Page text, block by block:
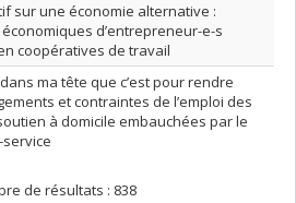
sur une économie alternative :
d’entrepreneur-e-s
coopératives de travail
ma tête que c’est pour rendre
et contraintes de l’emploi des
à domicile embauchées par le
de résultats : 838